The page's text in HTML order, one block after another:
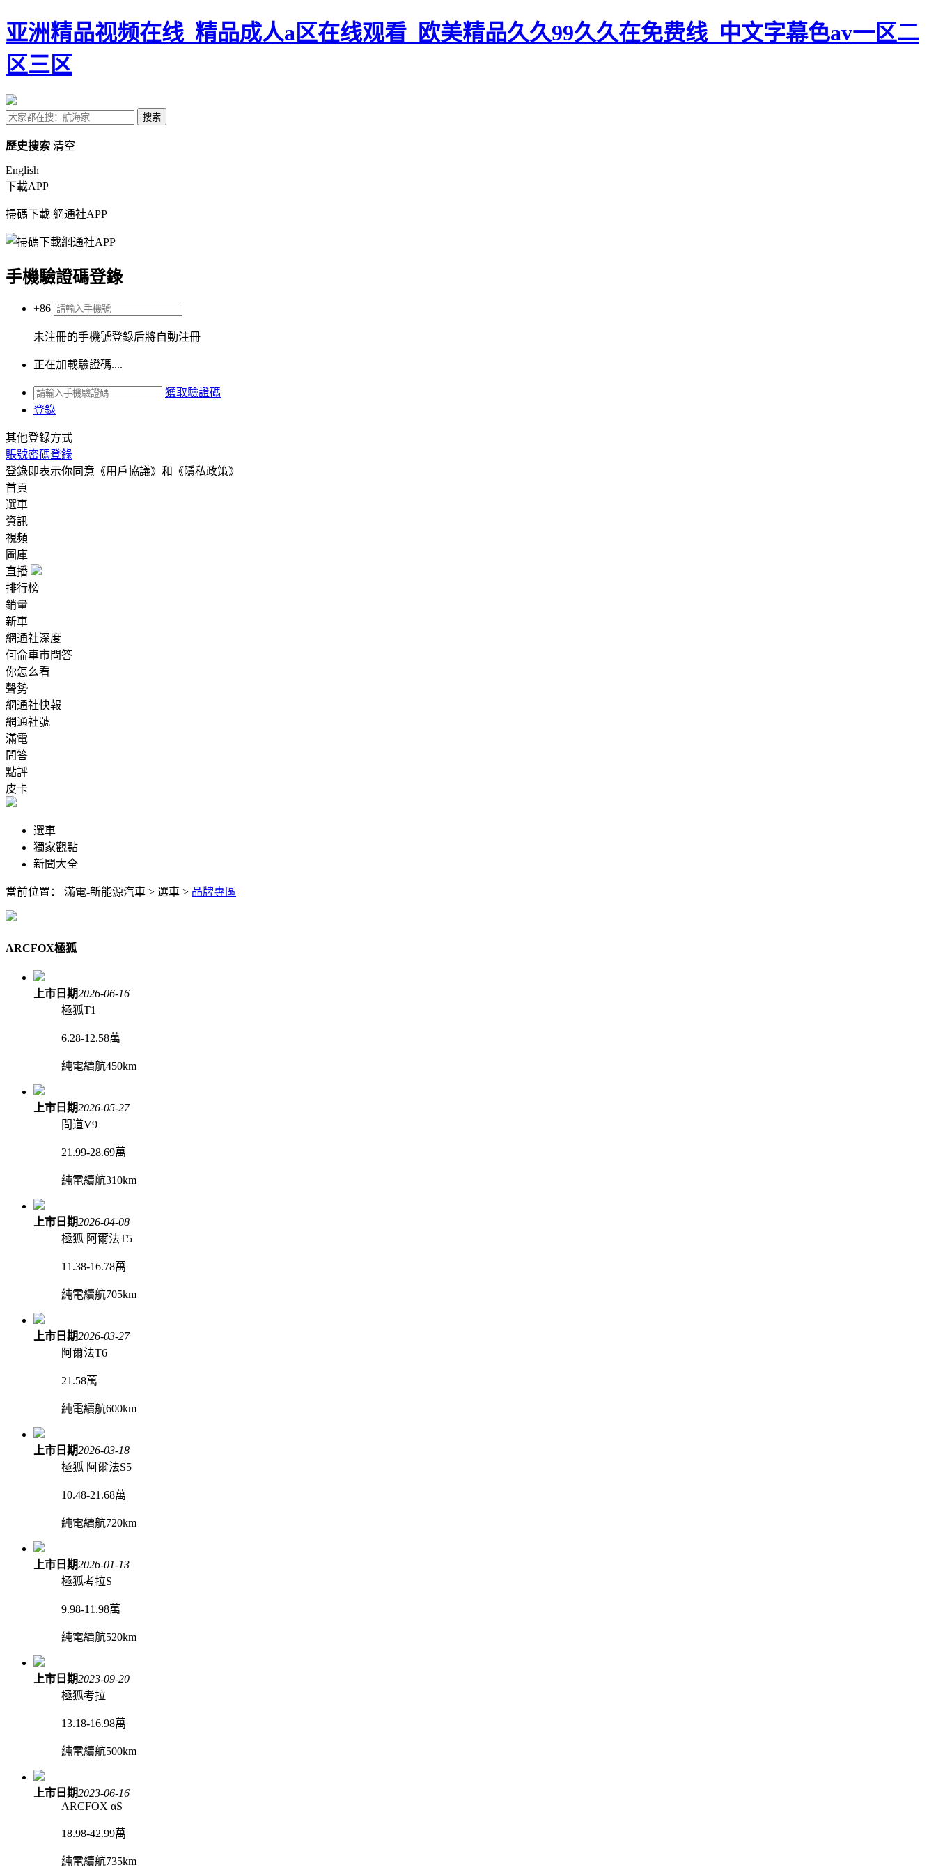
亚洲精品视频在线_精品成人a区在线观看_欧美精品久久99久久在免费线_中文字幕色av一区二
区三区
搜索
歷史搜索 清空
English
下載APP
掃碼下載 網通社APP
手機驗證碼登錄
+86
未注冊的手機號登錄后將自動注冊
正在加載驗證碼....
獲取驗證碼
登錄
其他登錄方式
賬號密碼登錄
登錄即表示你同意 《用戶協議》 和 《隱私政策》
首頁
選車
資訊
視頻
圖庫
直播
排行榜
銷量
新車
網通社深度
何侖車市問答
你怎么看
聲勢
網通社快報
網通社號
滿電
問答
點評
皮卡
選車
獨家觀點
新聞大全
當前位置： 滿電-新能源汽車 > 選車 > 品牌專區
ARCFOX極狐
上市日期2026-06-16
極狐T1
6.28-12.58萬
純電續航450km
上市日期2026-05-27
問道V9
21.99-28.69萬
純電續航310km
上市日期2026-04-08
極狐 阿爾法T5
11.38-16.78萬
純電續航705km
上市日期2026-03-27
阿爾法T6
21.58萬
純電續航600km
上市日期2026-03-18
極狐 阿爾法S5
10.48-21.68萬
純電續航720km
上市日期2026-01-13
極狐考拉S
9.98-11.98萬
純電續航520km
上市日期2023-09-20
極狐考拉
13.18-16.98萬
純電續航500km
上市日期2023-06-16
ARCFOX αS
18.98-42.99萬
純電續航735km